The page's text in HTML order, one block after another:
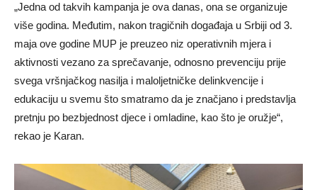
„Jedna od takvih kampanja je ova danas, ona se organizuje
više godina. Međutim, nakon tragičnih događaja u Srbiji od 3.
maja ove godine MUP je preuzeo niz operativnih mjera i
aktivnosti vezano za sprečavanje, odnosno prevenciju prije
svega vršnjačkog nasilja i maloljetničke delinkvencije i
edukaciju u svemu što smatramo da je značjano i predstavlja
pretnju po bezbjednost djece i omladine, kao što je oružje“,
rekao je Karan.